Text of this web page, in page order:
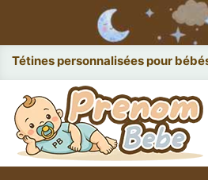
Attac